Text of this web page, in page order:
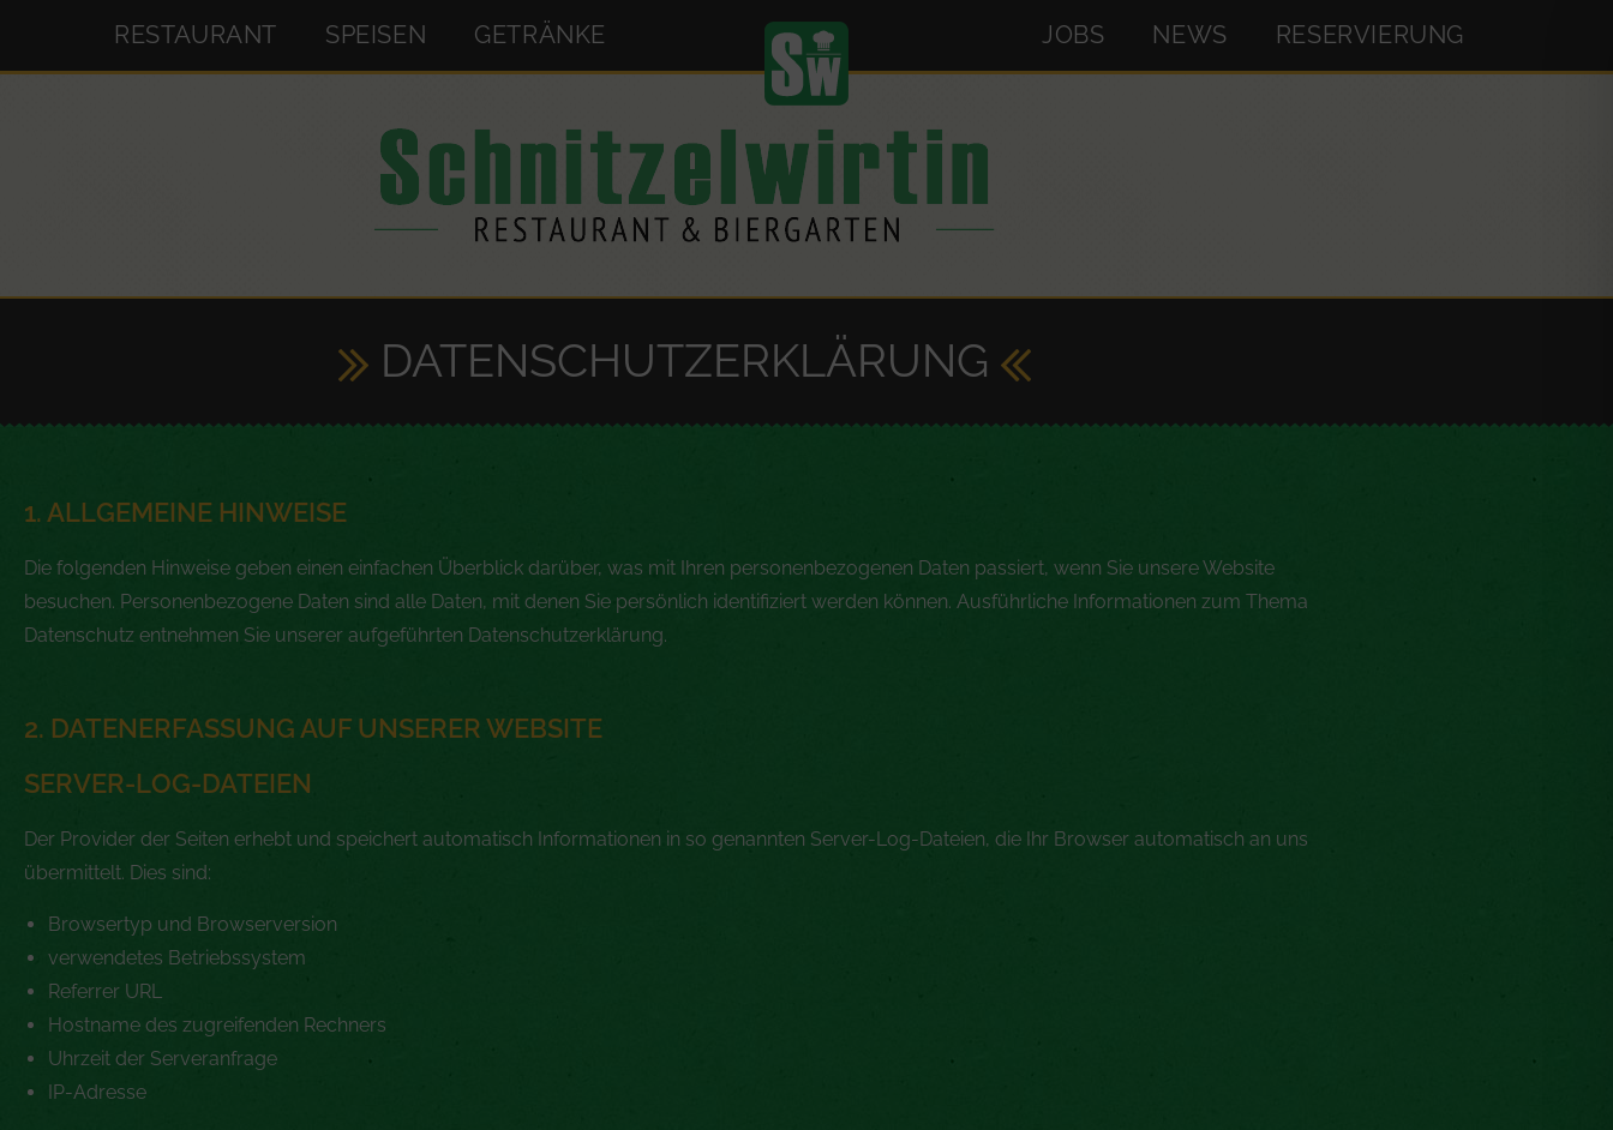
RESTAURANT SPEISEN GETRÄNKE JOBS NEWS RESERVIERUNG
DATENSCHUTZERKLÄRUNG
1. ALLGEMEINE HINWEISE
Die folgenden Hinweise geben einen einfachen Überblick darüber, was mit Ihren personenbezogenen Daten passiert, wenn Sie unsere Website
besuchen. Personenbezogene Daten sind alle Daten, mit denen Sie persönlich identifiziert werden können. Ausführliche Informationen zum Thema
Datenschutz entnehmen Sie unserer aufgeführten Datenschutzerklärung.
2. DATENERFASSUNG AUF UNSERER WEBSITE
SERVER-LOG-DATEIEN
Der Provider der Seiten erhebt und speichert automatisch Informationen in so genannten Server-Log-Dateien, die Ihr Browser automatisch an uns
übermittelt. Dies sind:
Browsertyp und Browserversion
verwendetes Betriebssystem
Referrer URL
Hostname des zugreifenden Rechners
Uhrzeit der Serveranfrage
IP-Adresse